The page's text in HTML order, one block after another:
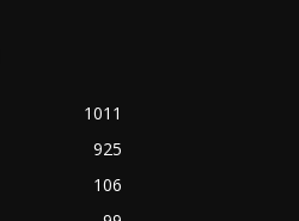
1011
925
106